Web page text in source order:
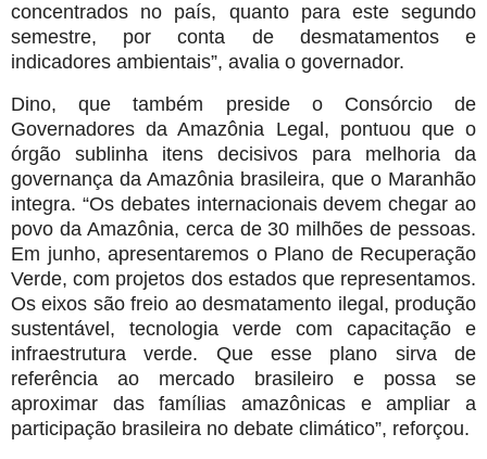
concentrados no país, quanto para este segundo
semestre, por conta de desmatamentos e
indicadores ambientais”, avalia o governador.
Dino, que também preside o Consórcio de
Governadores da Amazônia Legal, pontuou que o
órgão sublinha itens decisivos para melhoria da
governança da Amazônia brasileira, que o Maranhão
integra. “Os debates internacionais devem chegar ao
povo da Amazônia, cerca de 30 milhões de pessoas.
Em junho, apresentaremos o Plano de Recuperação
Verde, com projetos dos estados que representamos.
Os eixos são freio ao desmatamento ilegal, produção
sustentável, tecnologia verde com capacitação e
infraestrutura verde. Que esse plano sirva de
referência ao mercado brasileiro e possa se
aproximar das famílias amazônicas e ampliar a
participação brasileira no debate climático”, reforçou.